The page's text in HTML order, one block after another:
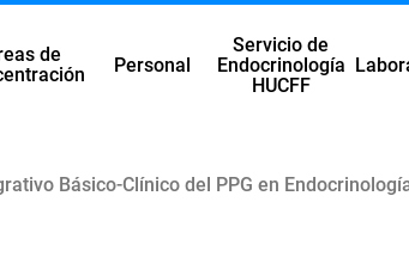
de
Personal
Servicio de
Endocrinología
HUCFF
Básico-Clínico del PPG en